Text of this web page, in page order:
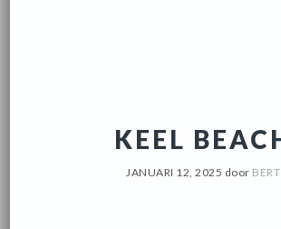
KEEL
JANUARI 12, 2025 door BERT